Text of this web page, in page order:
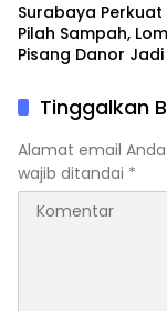
Surabaya
Pilah Sampah,
Pisang Danor
Pancasila
Tinggalkan
Alamat email
wajib ditandai *